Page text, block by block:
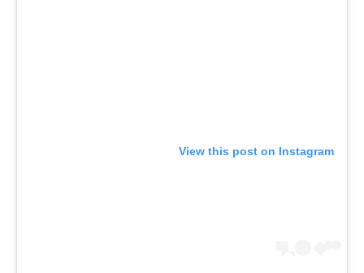
View this post on Instagram